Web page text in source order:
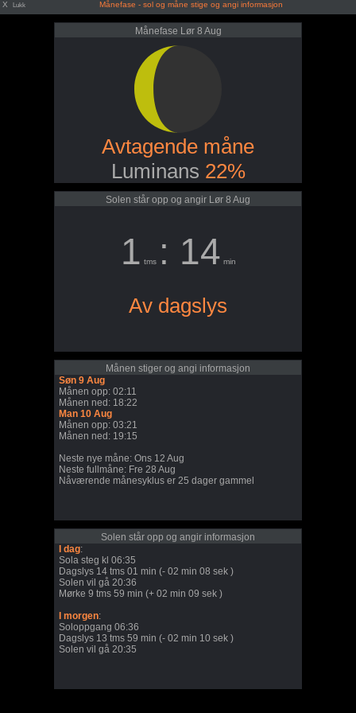
X Lukk Månefase - sol og måne stige og angi informasjon
Månefase Lør 8 Aug
Avtagende måne
Luminans 22%
Solen står opp og angir Lør 8 Aug
1 tms : 14 min
Av dagslys
Månen stiger og angi informasjon
Søn 9 Aug
Månen opp: 02:11
Månen ned: 18:22
Man 10 Aug
Månen opp: 03:21
Månen ned: 19:15
Neste nye måne: Ons 12 Aug
Neste fullmåne: Fre 28 Aug
Nåværende månesyklus er 25 dager gammel
Solen står opp og angir informasjon
I dag:
Sola steg kl 06:35
Dagslys 14 tms 01 min (- 02 min 08 sek )
Solen vil gå 20:36
Mørke 9 tms 59 min (+ 02 min 09 sek )
I morgen:
Soloppgang 06:36
Dagslys 13 tms 59 min (- 02 min 10 sek )
Solen vil gå 20:35